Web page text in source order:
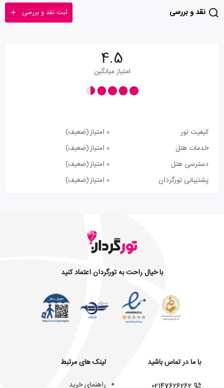
نقد و بررسی ثبت نقد و بررسی
4.5
امتیاز میانگین
کیفیت تور 0 امتیاز
(ضعیف)
خدمات هتل
0 امتیاز
(ضعیف)
دسترسی هتل
0 امتیاز
(ضعیف)
پشتیبانی تورگردان
0 امتیاز (ضعیف)
با خیال راحت به تورگردان اعتماد کنید
با ما در تماس باشید
لینک های مرتبط
راهنمای خرید